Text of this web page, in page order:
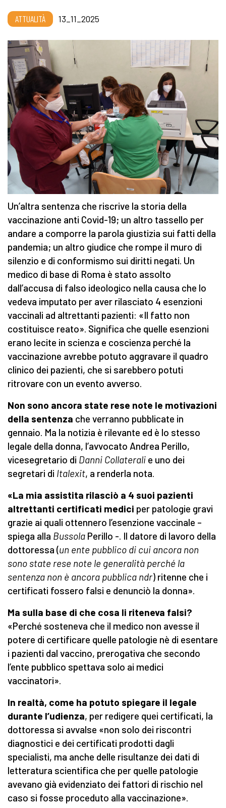
ATTUALITÀ 13_11_2025
Un’altra sentenza che riscrive la storia della
vaccinazione anti Covid-19; un altro tassello per
andare a comporre la parola giustizia sui fatti della
pandemia; un altro giudice che rompe il muro di
silenzio e di conformismo sui diritti negati. Un
medico di base di Roma è stato assolto
dall’accusa di falso ideologico nella causa che lo
vedeva imputato per aver rilasciato 4 esenzioni
vaccinali ad altrettanti pazienti: «Il fatto non
costituisce reato». Significa che quelle esenzioni
erano lecite in scienza e coscienza perché la
vaccinazione avrebbe potuto aggravare il quadro
clinico dei pazienti, che si sarebbero potuti
ritrovare con un evento avverso.
Non sono ancora state rese note le motivazioni
della sentenza che verranno pubblicate in
gennaio. Ma la notizia è rilevante ed è lo stesso
legale della donna, l’avvocato Andrea Perillo,
vicesegretario di Danni Collaterali e uno dei
segretari di Italexit, a renderla nota.
«La mia assistita rilasciò a 4 suoi pazienti
altrettanti certificati medici per patologie gravi
grazie ai quali ottennero l’esenzione vaccinale –
spiega alla Bussola Perillo -. Il datore di lavoro della
dottoressa (un ente pubblico di cui ancora non
sono state rese note le generalità perché la
sentenza non è ancora pubblica ndr) ritenne che i
certificati fossero falsi e denunciò la donna».
Ma sulla base di che cosa li riteneva falsi?
«Perché sosteneva che il medico non avesse il
potere di certificare quelle patologie nè di esentare
i pazienti dal vaccino, prerogativa che secondo
l’ente pubblico spettava solo ai medici
vaccinatori».
In realtà, come ha potuto spiegare il legale
durante l’udienza, per redigere quei certificati, la
dottoressa si avvalse «non solo dei riscontri
diagnostici e dei certificati prodotti dagli
specialisti, ma anche delle risultanze dei dati di
letteratura scientifica che per quelle patologie
avevano già evidenziato dei fattori di rischio nel
caso si fosse proceduto alla vaccinazione».